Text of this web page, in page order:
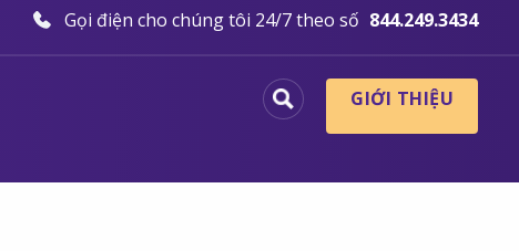
Gọi điện cho chúng tôi 24/7 theo số 844.249.3434
GIỚI THIỆU